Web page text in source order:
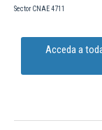
Sector CNAE 4711
Acceda a